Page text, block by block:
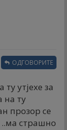
утјехе за
на ту
прозор се
страшно
ОДГОВОРИТЕ